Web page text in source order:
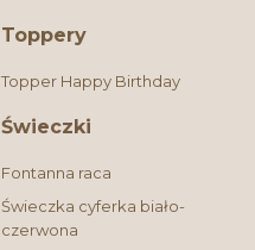
Toppery
Topper Happy Birthday
Świeczki
Fontanna raca
Świeczka cyferka biało-
czerwona